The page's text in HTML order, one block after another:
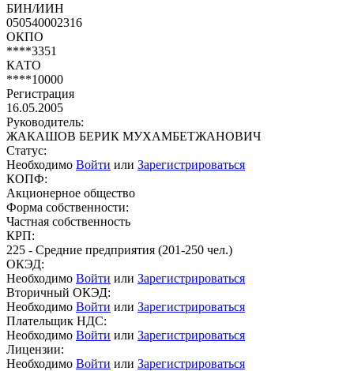
БИН/ИИН
050540002316
ОКПО
****3351
КАТО
****10000
Регистрация
16.05.2005
Руководитель:
ЖАКАШОВ БЕРИК МУХАМБЕТЖАНОВИЧ
Статус:
Необходимо Войти или Зарегистрироваться
КОПФ:
Акционерное общество
Форма собственности:
Частная собственность
КРП:
225 - Средние предприятия (201-250 чел.)
ОКЭД:
Необходимо Войти или Зарегистрироваться
Вторичный ОКЭД:
Необходимо Войти или Зарегистрироваться
Плательщик НДС:
Необходимо Войти или Зарегистрироваться
Лицензии:
Необходимо Войти или Зарегистрироваться